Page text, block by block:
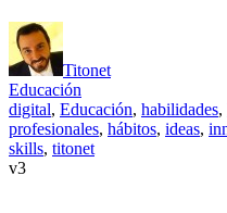
Titonet
Educación
digital, Educación, habilidades,
profesionales, hábitos, ideas,
skills, titonet
3